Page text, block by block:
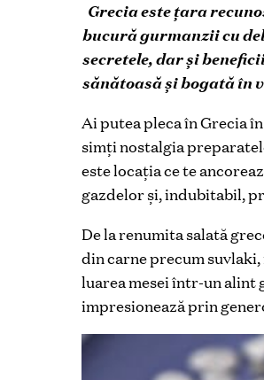
Grecia este ţara
bucură gurmanzii cu
secretele, dar și
sănătoasă și bogată în
Ai putea pleca în Grecia
simţi nostalgia
este locaţia ce te
gazdelor şi, indubitabil,
De la renumita salată
din carne precum
luarea mesei ­într-un alint
impresionează prin